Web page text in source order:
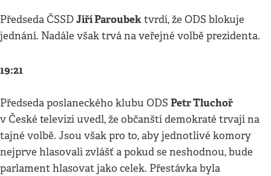
Předseda ČSSDJiří Paroubektvrdí, že ODS blokuje
jednání. Nadále však trvá na veřejné volbě prezidenta.
19:21
Předseda poslaneckého klubu ODS Petr Tluchoř
v České televizi uvedl, že občanští demokraté trvají na
tajné volbě. Jsou však pro to, aby jednotlivé komory
nejprve hlasovali zvlášť a pokud se neshodnou, bude
parlament hlasovat jako celek. Přestávka byla